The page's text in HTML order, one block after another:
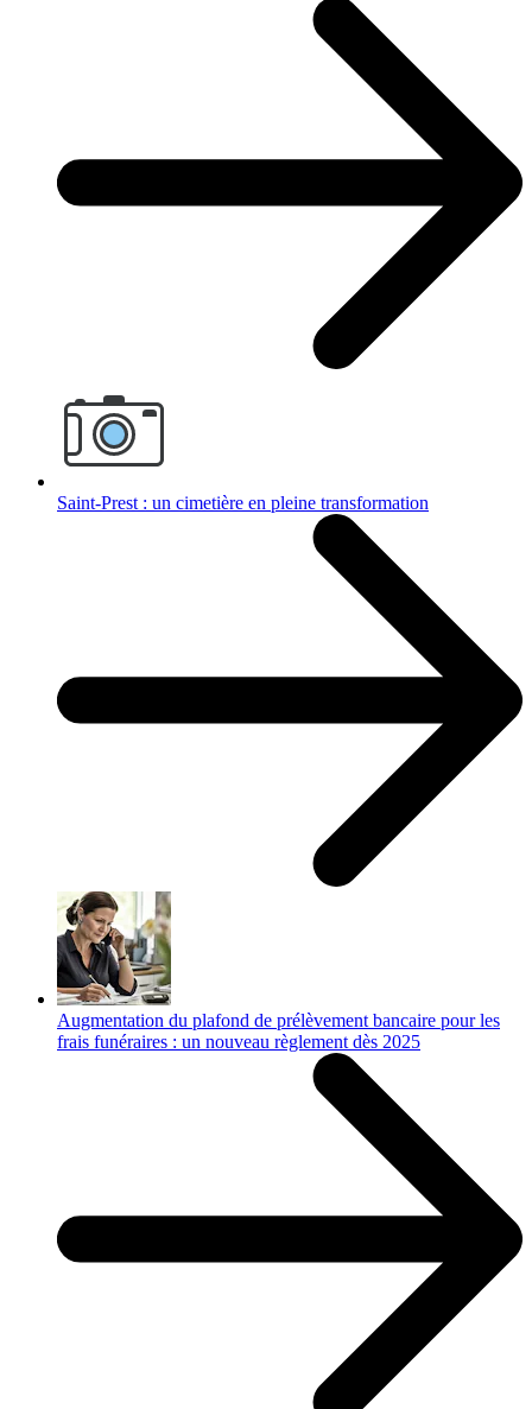
Saint-Prest : un cimetière en pleine transformation
Augmentation du plafond de prélèvement bancaire pour les
frais funéraires : un nouveau règlement dès 2025